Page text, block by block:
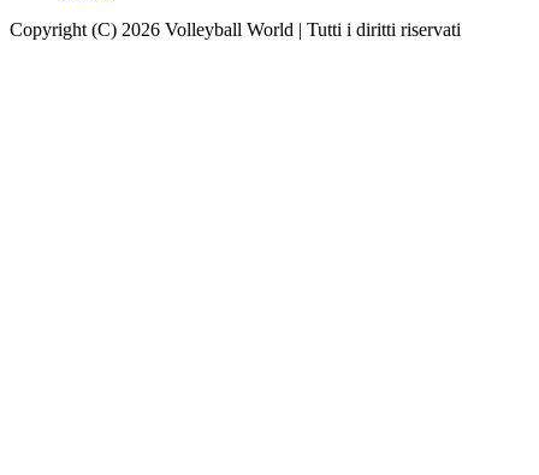
Copyright (C) 2026 Volleyball World | Tutti i diritti riservati